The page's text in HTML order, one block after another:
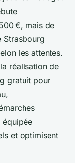
€, mais de
Strasbourg
les attentes.
réalisation de
gratuit pour
équipée
et optimisent